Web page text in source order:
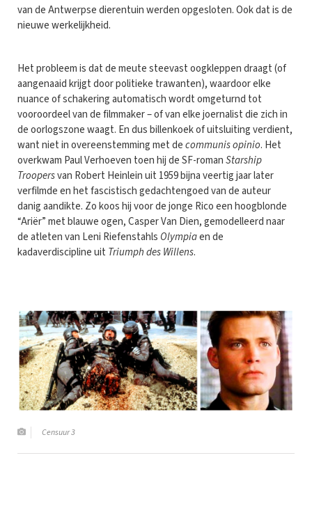
van de Antwerpse dierentuin werden opgesloten. Ook dat is de
nieuwe werkelijkheid.
Het probleem is dat de meute steevast oogkleppen draagt (of
aangenaaid krijgt door politieke trawanten), waardoor elke
nuance of schakering automatisch wordt omgeturnd tot
vooroordeel van de filmmaker – of van elke joernalist die zich in
de oorlogszone waagt. En dus billenkoek of uitsluiting verdient,
want niet in overeenstemming met decommunis opinio. Het
overkwam Paul Verhoeven toen hij de SF-romanStarship
Troopersvan Robert Heinlein uit 1959 bijna veertig jaar later
verfilmde en het fascistisch gedachtengoed van de auteur
danig aandikte. Zo koos hij voor de jonge Rico een hoogblonde
“Ariër” met blauwe ogen, Casper Van Dien, gemodelleerd naar
de atleten van Leni Riefenstahls Olympiaen de
kadaverdiscipline uit Triumph des Willens.
Censuur 3